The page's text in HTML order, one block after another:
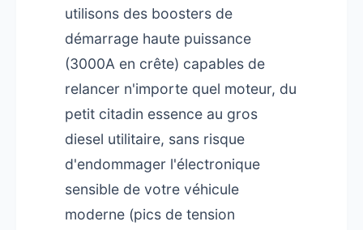
utilisons des boosters de
démarrage haute puissance
(3000A en crête) capables de
relancer n'importe quel moteur, du
petit citadin essence au gros
diesel utilitaire, sans risque
d'endommager l'électronique
sensible de votre véhicule
moderne (pics de tension